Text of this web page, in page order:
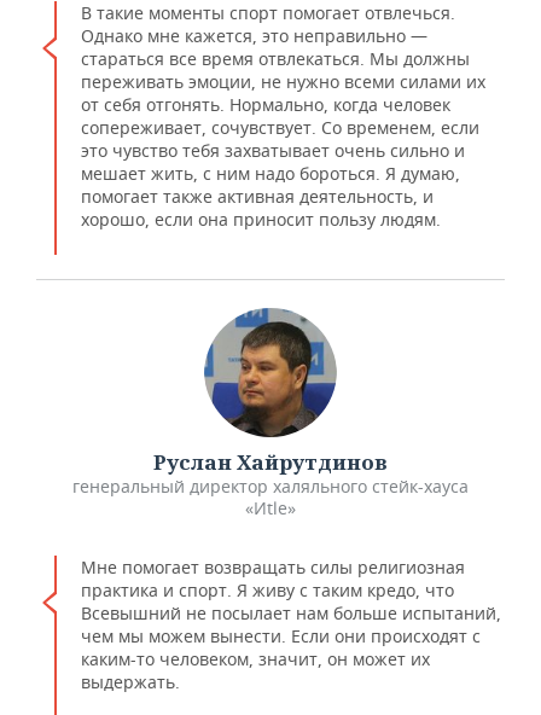
В такие моменты спорт помогает отвлечься.
Однако мне кажется, это неправильно —
стараться все время отвлекаться. Мы должны
переживать эмоции, не нужно всеми силами их
от себя отгонять. Нормально, когда человек
сопереживает, сочувствует. Со временем, если
это чувство тебя захватывает очень сильно и
мешает жить, с ним надо бороться. Я думаю,
помогает также активная деятельность, и
хорошо, если она приносит пользу людям.
Руслан Хайрутдинов
генеральный директор халяльного стейк-хауса
«Иtle»
Мне помогает возвращать силы религиозная
практика и спорт. Я живу с таким кредо, что
Всевышний не посылает нам больше испытаний,
чем мы можем вынести. Если они происходят с
каким-то человеком, значит, он может их
выдержать.